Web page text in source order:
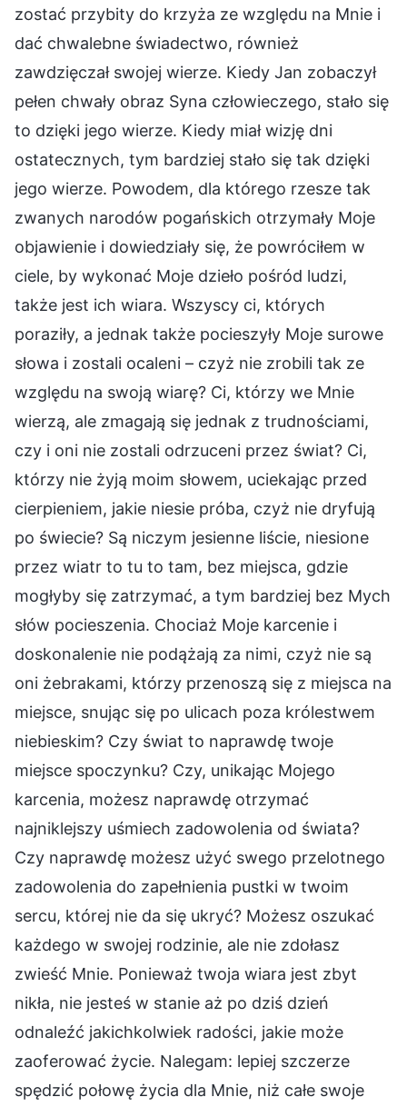
zostać przybity do krzyża ze względu na Mnie i
dać chwalebne świadectwo, również
zawdzięczał swojej wierze. Kiedy Jan zobaczył
pełen chwały obraz Syna człowieczego, stało się
to dzięki jego wierze. Kiedy miał wizję dni
ostatecznych, tym bardziej stało się tak dzięki
jego wierze. Powodem, dla którego rzesze tak
zwanych narodów pogańskich otrzymały Moje
objawienie i dowiedziały się, że powróciłem w
ciele, by wykonać Moje dzieło pośród ludzi,
także jest ich wiara. Wszyscy ci, których
poraziły, a jednak także pocieszyły Moje surowe
słowa i zostali ocaleni – czyż nie zrobili tak ze
względu na swoją wiarę? Ci, którzy we Mnie
wierzą, ale zmagają się jednak z trudnościami,
czy i oni nie zostali odrzuceni przez świat? Ci,
którzy nie żyją moim słowem, uciekając przed
cierpieniem, jakie niesie próba, czyż nie dryfują
po świecie? Są niczym jesienne liście, niesione
przez wiatr to tu to tam, bez miejsca, gdzie
mogłyby się zatrzymać, a tym bardziej bez Mych
słów pocieszenia. Chociaż Moje karcenie i
doskonalenie nie podążają za nimi, czyż nie są
oni żebrakami, którzy przenoszą się z miejsca na
miejsce, snując się po ulicach poza królestwem
niebieskim? Czy świat to naprawdę twoje
miejsce spoczynku? Czy, unikając Mojego
karcenia, możesz naprawdę otrzymać
najniklejszy uśmiech zadowolenia od świata?
Czy naprawdę możesz użyć swego przelotnego
zadowolenia do zapełnienia pustki w twoim
sercu, której nie da się ukryć? Możesz oszukać
każdego w swojej rodzinie, ale nie zdołasz
zwieść Mnie. Ponieważ twoja wiara jest zbyt
nikła, nie jesteś w stanie aż po dziś dzień
odnaleźć jakichkolwiek radości, jakie może
zaoferować życie. Nalegam: lepiej szczerze
spędzić połowę życia dla Mnie, niż całe swoje